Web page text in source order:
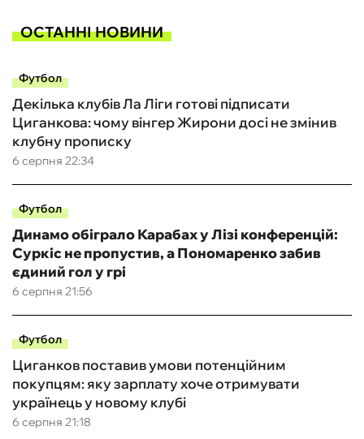
ОСТАННІ НОВИНИ
Футбол
6 серпня 22:34
Декілька клубів Ла Ліги готові підписати
Циганкова: чому вінгер Жирони досі не змінив
клубну прописку
Футбол
6 серпня 21:56
Динамо обіграло Карабах у Лізі конференцій:
Суркіс не пропустив, а Пономаренко забив
єдиний гол у грі
Футбол
6 серпня 21:18
Циганков поставив умови потенційним
покупцям: яку зарплату хоче отримувати
українець у новому клубі